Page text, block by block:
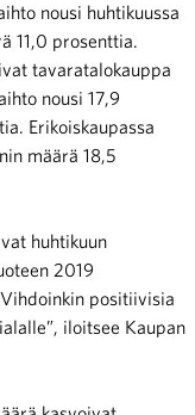
nousi huhtikuussa
11,0 prosenttia.
tavaratalokauppa
nousi 17,9
Erikoiskaupassa
määrä 18,5
huhtikuun
2019
positiivisia
iloitsee Kaupan